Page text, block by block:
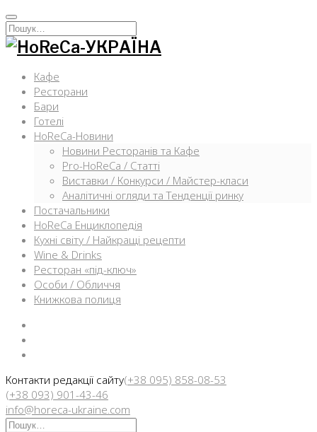
Перейти
к
содержимому
Искать:
Кафе
Ресторани
Бари
Готелі
HoReCa-Новини
Новини Ресторанів та Кафе
Pro-HoReCa / Статті
Виставки / Конкурси / Майстер-класи
Аналітичні огляди та Тенденції ринку
Постачальники
HoReCa Енциклопедія
Кухні світу / Найкращі рецепти
Wine & Drinks
Ресторан «під-ключ»
Особи / Обличчя
Книжкова полиця
Контакти редакції сайту(+38 095) 858-08-53
(+38 093) 901-43-46
info@horeca-ukraine.com
Искать: